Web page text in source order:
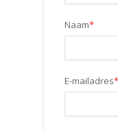
Naam*
E-mailadres*